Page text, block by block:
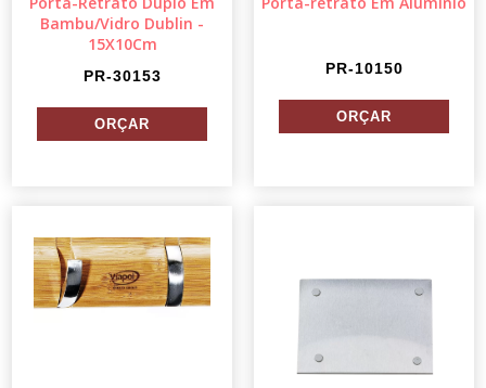
Bambu/Vidro Dublin -
15X10Cm
PR-30153 PR-10150